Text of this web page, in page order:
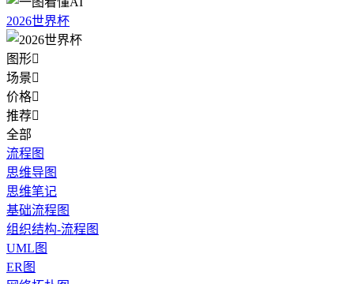
2026世界杯
图形
场景
价格
推荐
全部
流程图
思维导图
思维笔记
基础流程图
组织结构-流程图
UML图
ER图